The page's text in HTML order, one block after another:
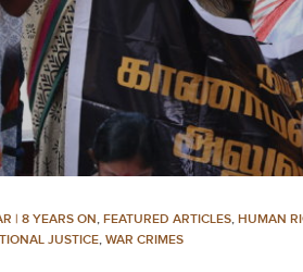
| 8 YEARS ON, FEATURED ARTICLES, HUMAN
JUSTICE, WAR CRIMES